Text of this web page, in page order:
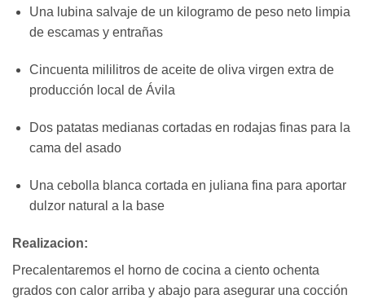
Una lubina salvaje de un kilogramo de peso neto limpia
de escamas y entrañas
Cincuenta mililitros de aceite de oliva virgen extra de
producción local de Ávila
Dos patatas medianas cortadas en rodajas finas para la
cama del asado
Una cebolla blanca cortada en juliana fina para aportar
dulzor natural a la base
Realizacion:
Precalentaremos el horno de cocina a ciento ochenta
grados con calor arriba y abajo para asegurar una cocción